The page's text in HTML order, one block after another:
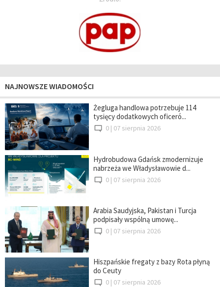
NAJNOWSZE WIADOMOŚCI
Żegluga handlowa potrzebuje 114
tysięcy dodatkowych oficeró...
0 | 07 sierpnia 2026
Hydrobudowa Gdańsk zmodernizuje
nabrzeża we Władysławowie d...
0 | 07 sierpnia 2026
Arabia Saudyjska, Pakistan i Turcja
podpisały wspólną umowę...
0 | 07 sierpnia 2026
Hiszpańskie fregaty z bazy Rota płyną
do Ceuty
0 | 07 sierpnia 2026